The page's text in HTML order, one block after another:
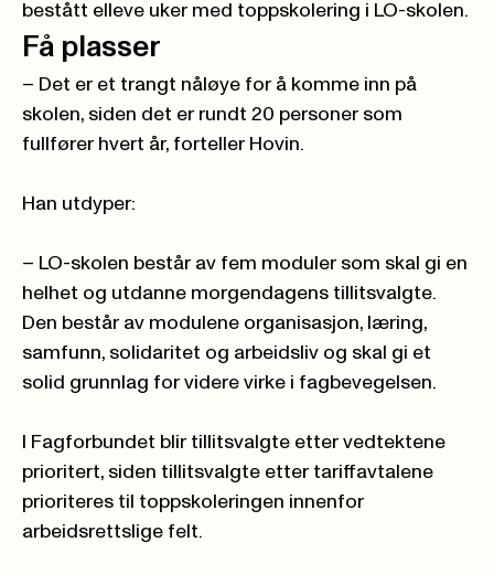
bestått elleve uker med toppskolering i LO-skolen.
Få plasser
– Det er et trangt nåløye for å komme inn på
skolen, siden det er rundt 20 personer som
fullfører hvert år, forteller Hovin.
Han utdyper:
– LO-skolen består av fem moduler som skal gi en
helhet og utdanne morgendagens tillitsvalgte.
Den består av modulene organisasjon, læring,
samfunn, solidaritet og arbeidsliv og skal gi et
solid grunnlag for videre virke i fagbevegelsen.
I Fagforbundet blir tillitsvalgte etter vedtektene
prioritert, siden tillitsvalgte etter tariffavtalene
prioriteres til toppskoleringen innenfor
arbeidsrettslige felt.